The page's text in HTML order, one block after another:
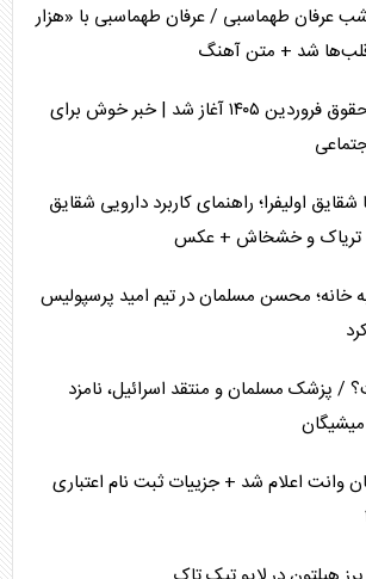
عرفان طهماسبی / عرفان طهماسبی با «هزار
شد + متن آهنگ
واریز مابه‌التفاوت حقوق فروردین ۱۴۰۵ آغاز شد | خبر خوش برای
اولیفرا؛ راهنمای کاربرد دارویی شقایق
با تریاک و خشخاش + عکس
محسن مسلمان در تیم امید پرسپولیس
/ پزشک مسلمان و منتقد اسرائیل، نامزد
وانت اعلام شد + جزییات ثبت نام اعتباری